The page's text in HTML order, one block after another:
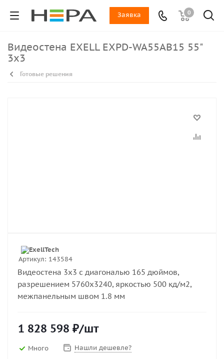
0
Заявка
Видеостена EXELL EXPD-WA55AB15 55"
3х3
Готовые решения
Артикул: 143584
Видеостена 3х3 с диагональю 165 дюймов,
разрешением 5760х3240, яркостью 500 кд/м2,
межпанельным швом 1.8 мм
1 828 598 ₽/шт
Много Нашли дешевле?